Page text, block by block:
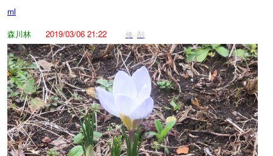
ml
森川林
2019/03/06 21:22 修 削